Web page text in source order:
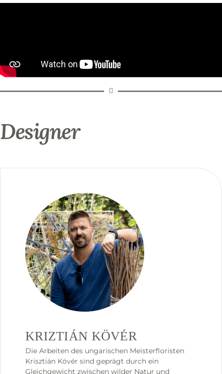
Designer
KRIZTIÁN KÖVÉR
Die Arbeiten des ungarischen Meisterfloristen
Krisztián Kövér sind geprägt durch ein
Gleichgewicht zwischen wilder Natur und